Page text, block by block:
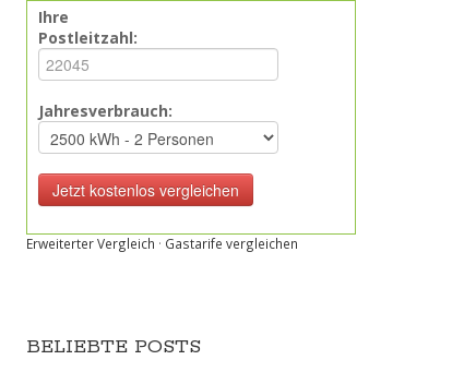
Ihre
Postleitzahl:
Jahresverbrauch:
Erweiterter Vergleich · Gastarife vergleichen
BELIEBTE POSTS